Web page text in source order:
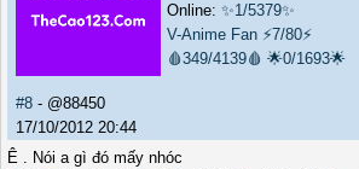
Online: ✨1/5379✨
V-Anime Fan ⚡7/80⚡
🩸349/4139🩸 🌟0/1693🌟
#8 - @88450
17/10/2012 20:44
Ê . Nói a gì đó mấy nhóc